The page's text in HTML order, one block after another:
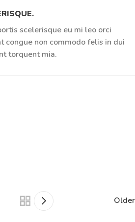
scelerisque eu mi leo orci
congue non commodo felis in dui
torquent mia.
Older